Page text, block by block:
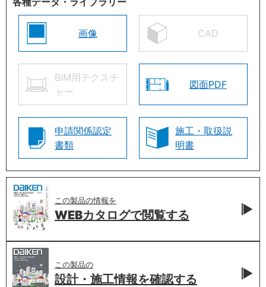
画像 CAD
BIM用テクスチ
ャー
図面PDF
申請関係認定
書類
施工・取扱説
明書
この製品の情報を
WEBカタログで閲覧する
この製品の
設計・施工情報を確認する